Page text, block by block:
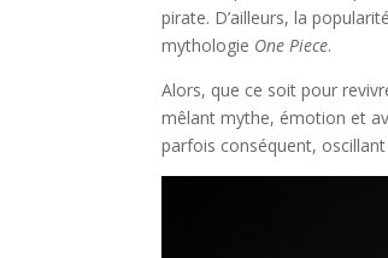
pirate. D’ailleurs, la
mythologie One Piece.
Alors, que ce soit pour
mêlant mythe, émotion et
parfois conséquent,